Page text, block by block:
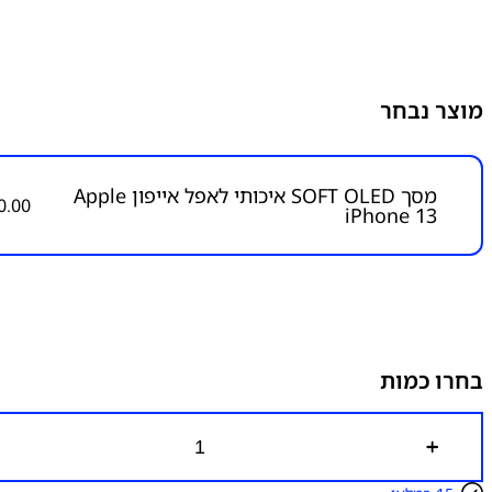
מוצר נבחר
מסך SOFT OLED איכותי לאפל אייפון Apple
iPhone 13
בחרו כמות